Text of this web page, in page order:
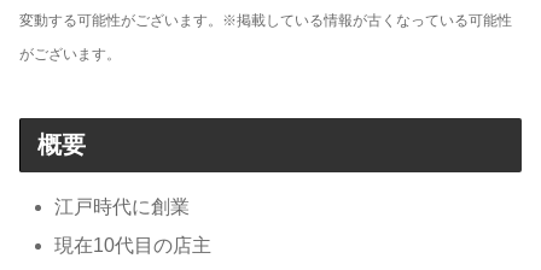
変動する可能性がございます。※掲載している情報が古くなっている可能性
がございます。
概要
江戸時代に創業
現在10代目の店主